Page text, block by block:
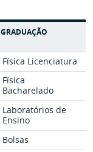
GRADUAÇÃO
Física Licenciatura
Física
Bacharelado
Laboratórios de
Ensino
Bolsas